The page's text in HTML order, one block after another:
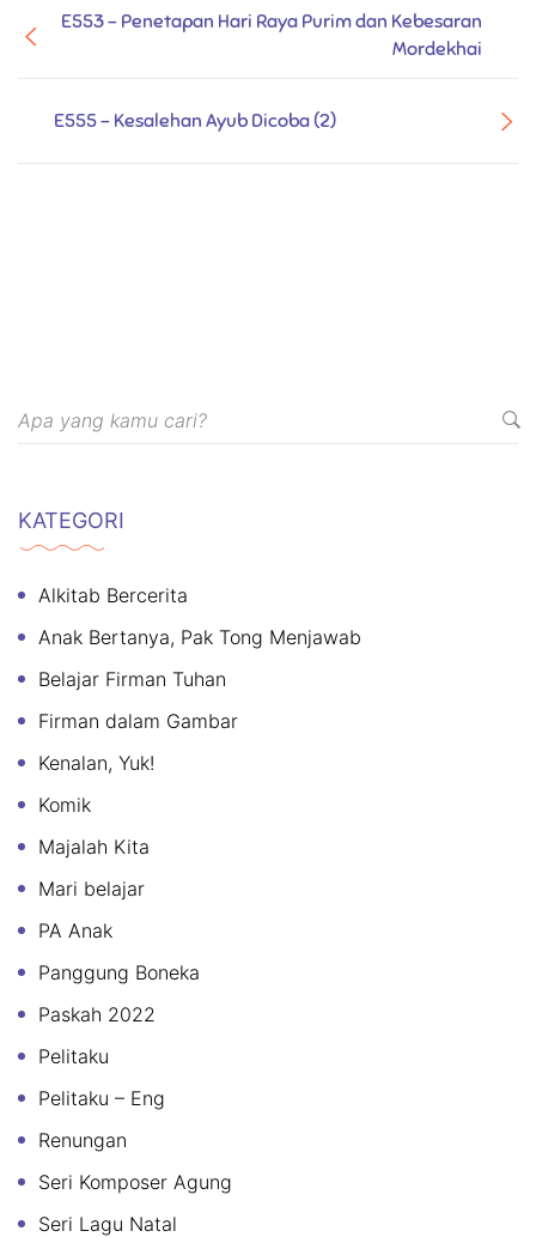
E555 - Kesalehan Ayub Dicoba (2)
E553 - Penetapan Hari Raya Purim dan Kebesaran
Mordekhai
KATEGORI
Alkitab Bercerita
Anak Bertanya, Pak Tong Menjawab
Belajar Firman Tuhan
Firman dalam Gambar
Kenalan, Yuk!
Komik
Majalah Kita
Mari belajar
PA Anak
Panggung Boneka
Paskah 2022
Pelitaku
Pelitaku – Eng
Renungan
Seri Komposer Agung
Seri Lagu Natal